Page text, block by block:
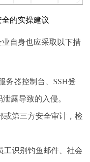
的实操建议
自身也应采取以下措
务器控制台、SSH登
露导致的入侵。
或第三方安全审计，检
工识别钓鱼邮件、社会